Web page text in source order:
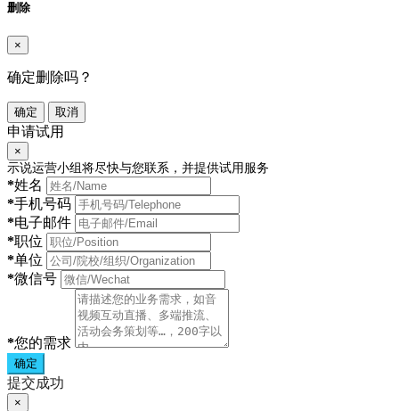
删除
×
确定删除吗？
确定 取消
申请试用
×
示说运营小组将尽快与您联系，并提供试用服务
*姓名
*手机号码
*电子邮件
*职位
*单位
*微信号
*您的需求
确定
提交成功
×